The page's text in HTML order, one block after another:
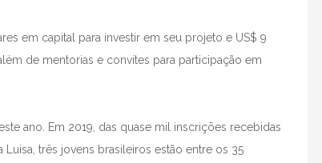
em capital para investir em seu projeto e US$ 9
de mentorias e convites para participação em
ano. Em 2019, das quase mil inscrições recebidas
três jovens brasileiros estão entre os 35